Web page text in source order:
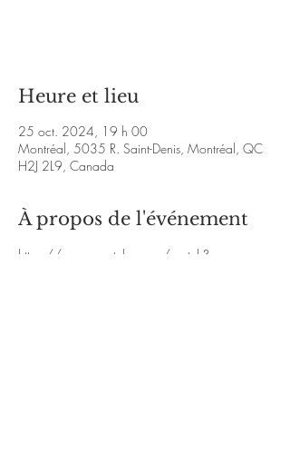
Heure et lieu
25 oct. 2024, 19 h 00
Montréal, 5035 R. Saint-Denis, Montréal, QC
H2J 2L9, Canada
À propos de l'événement
https://www.youtube.com/watch?